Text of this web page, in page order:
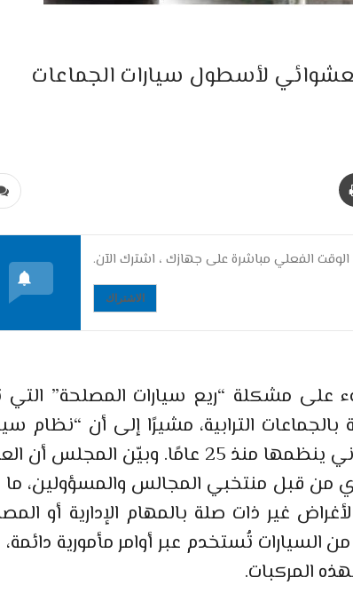
لأسطول سيارات الجماعات
الفعلي مباشرة على جهازك ، اشترك الآن.
الاشتراك
مشكلة “ريع سيارات المصلحة” التي
الترابية، مشيرًا إلى أن “نظام
المصلحة” عاد بقوة رغم غياب إطار قانوني ينظمها منذ 25 عامًا. وبيّن
من قبل منتخبي المجالس والمسؤولين، ما
غير ذات صلة بالمهام الإدارية أو
وأوضح التقرير أن ما يعادل 33% من السيارات تُستخدم عبر أوامر مأمورية
المركبات.